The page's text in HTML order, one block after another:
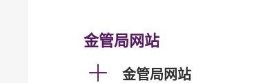
金管局网站
金管局网站